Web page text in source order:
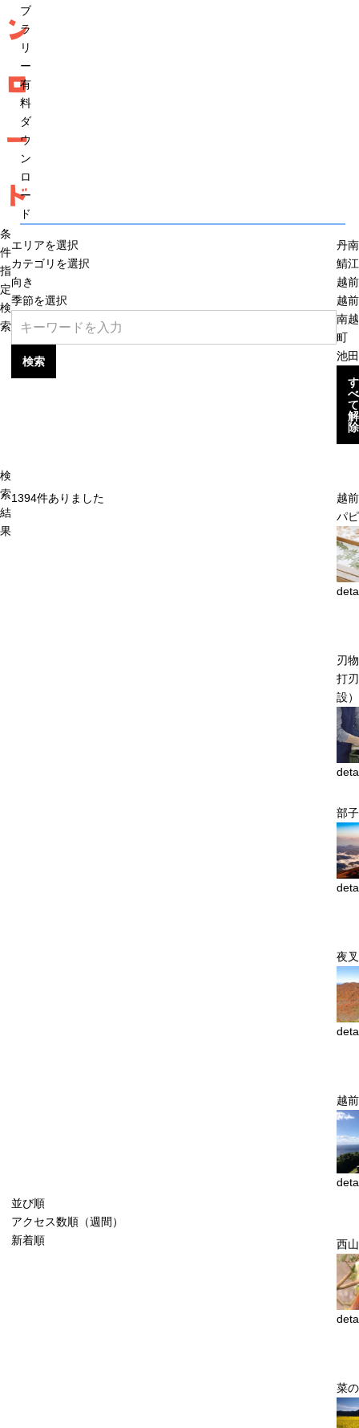
ン
ロ
ー
ド
ブ
ラ
リ
ー
有
料
ダ
ウ
ン
ロ
ー
ド
条
件
指
定
検
索
エリアを選択
カテゴリを選択
向き
季節を選択
検索
丹南
鯖
越
越
南
町
池
す
べ
て
解
除
検
索
結
果
1394件ありました
並び順
アクセス数順（週間）
新着順
越
パ
刃
打
設）
部
夜
越
西
菜